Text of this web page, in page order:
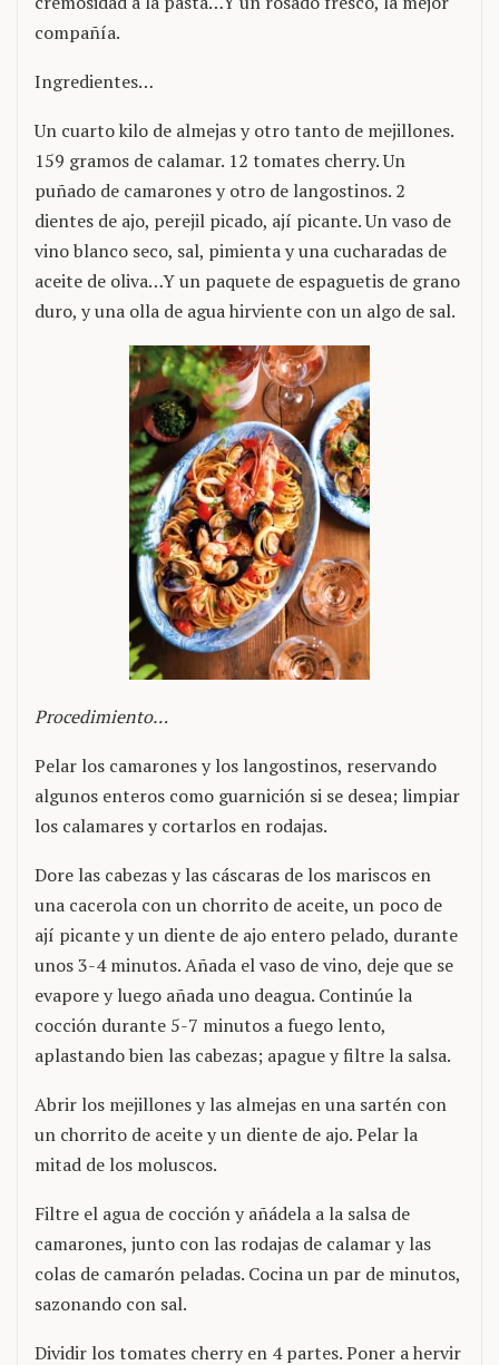
compañía.
Ingredientes…
Un cuarto kilo de almejas y otro tanto de mejillones.
159 gramos de calamar. 12 tomates cherry. Un
puñado de camarones y otro de langostinos. 2
dientes de ajo, perejil picado, ají picante. Un vaso de
vino blanco seco, sal, pimienta y una cucharadas de
aceite de oliva…Y un paquete de espaguetis de grano
duro, y una olla de agua hirviente con un algo de sal.
Procedimiento…
Pelar los camarones y los langostinos, reservando
algunos enteros como guarnición si se desea; limpiar
los calamares y cortarlos en rodajas.
Dore las cabezas y las cáscaras de los mariscos en
una cacerola con un chorrito de aceite, un poco de
ají picante y un diente de ajo entero pelado, durante
unos 3-4 minutos. Añada el vaso de vino, deje que se
evapore y luego añada uno deagua. Continúe la
cocción durante 5-7 minutos a fuego lento,
aplastando bien las cabezas; apague y filtre la salsa.
Abrir los mejillones y las almejas en una sartén con
un chorrito de aceite y un diente de ajo. Pelar la
mitad de los moluscos.
Filtre el agua de cocción y añádela a la salsa de
camarones, junto con las rodajas de calamar y las
colas de camarón peladas. Cocina un par de minutos,
sazonando con sal.
Dividir los tomates cherry en 4 partes. Poner a hervir